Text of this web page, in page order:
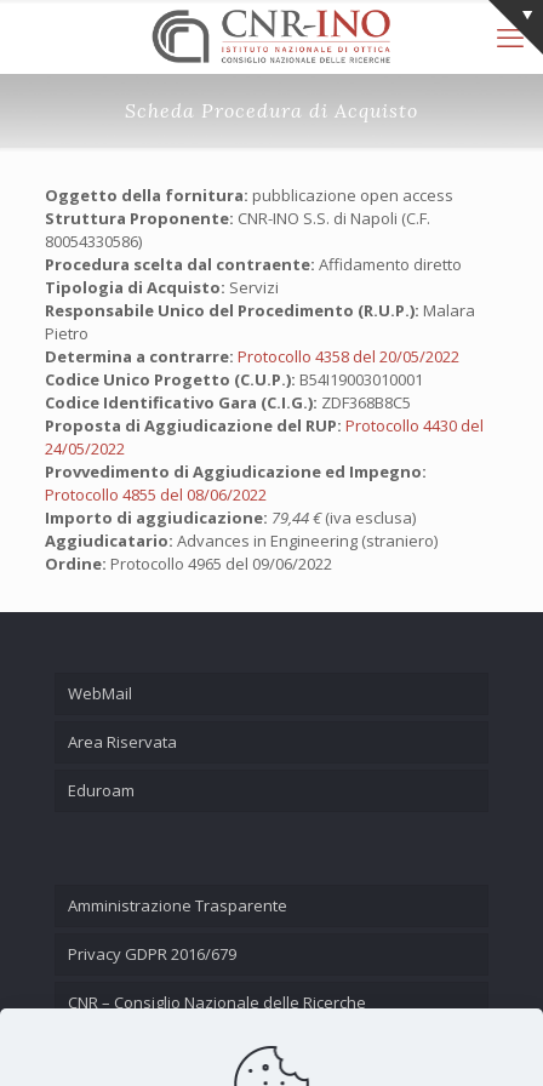
Scheda Procedura di Acquisto
Oggetto della fornitura: pubblicazione open access
Struttura Proponente: CNR-INO S.S. di Napoli (C.F.
80054330586)
Procedura scelta dal contraente: Affidamento diretto
Tipologia di Acquisto: Servizi
Responsabile Unico del Procedimento (R.U.P.): Malara
Pietro
Determina a contrarre: Protocollo 4358 del 20/05/2022
Codice Unico Progetto (C.U.P.): B54I19003010001
Codice Identificativo Gara (C.I.G.): ZDF368B8C5
Proposta di Aggiudicazione del RUP: Protocollo 4430 del
24/05/2022
Provvedimento di Aggiudicazione ed Impegno:
Protocollo 4855 del 08/06/2022
Importo di aggiudicazione: 79,44 €(iva esclusa)
Aggiudicatario: Advances in Engineering (straniero)
Ordine: Protocollo 4965 del 09/06/2022
WebMail
Area Riservata
Eduroam
Amministrazione Trasparente
Privacy GDPR 2016/679
CNR – Consiglio Nazionale delle Ricerche